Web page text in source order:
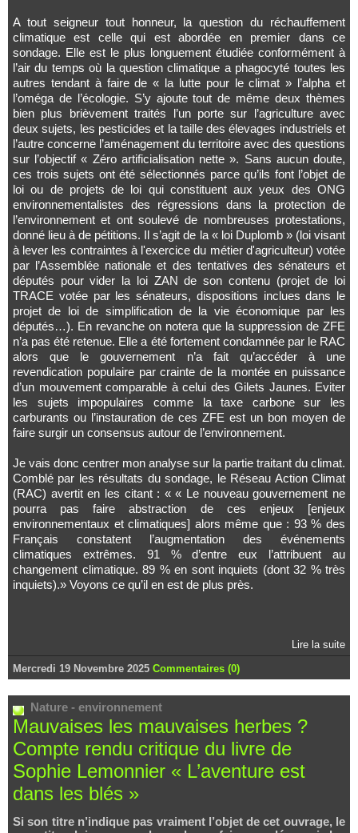
A tout seigneur tout honneur, la question du réchauffement
climatique est celle qui est abordée en premier dans ce
sondage. Elle est le plus longuement étudiée conformément à
l’air du temps où la question climatique a phagocyté toutes les
autres tendant à faire de « la lutte pour le climat » l’alpha et
l’oméga de l’écologie. S’y ajoute tout de même deux thèmes
bien plus brièvement traités l’un porte sur l’agriculture avec
deux sujets, les pesticides et la taille des élevages industriels et
l’autre concerne l’aménagement du territoire avec des questions
sur l’objectif « Zéro artificialisation nette ». Sans aucun doute,
ces trois sujets ont été sélectionnés parce qu’ils font l’objet de
loi ou de projets de loi qui constituent aux yeux des ONG
environnementalistes des régressions dans la protection de
l’environnement et ont soulevé de nombreuses protestations,
donné lieu à de pétitions. Il s’agit de la « loi Duplomb » (loi visant
à lever les contraintes à l'exercice du métier d'agriculteur) votée
par l’Assemblée nationale et des tentatives des sénateurs et
députés pour vider la loi ZAN de son contenu (projet de loi
TRACE votée par les sénateurs, dispositions inclues dans le
projet de loi de simplification de la vie économique par les
députés…). En revanche on notera que la suppression de ZFE
n’a pas été retenue. Elle a été fortement condamnée par le RAC
alors que le gouvernement n’a fait qu’accéder à une
revendication populaire par crainte de la montée en puissance
d’un mouvement comparable à celui des Gilets Jaunes. Eviter
les sujets impopulaires comme la taxe carbone sur les
carburants ou l’instauration de ces ZFE est un bon moyen de
faire surgir un consensus autour de l’environnement.
Je vais donc centrer mon analyse sur la partie traitant du climat.
Comblé par les résultats du sondage, le Réseau Action Climat
(RAC) avertit en les citant : « « Le nouveau gouvernement ne
pourra pas faire abstraction de ces enjeux [enjeux
environnementaux et climatiques] alors même que : 93 % des
Français constatent l’augmentation des événements
climatiques extrêmes. 91 % d’entre eux l’attribuent au
changement climatique. 89 % en sont inquiets (dont 32 % très
inquiets).» Voyons ce qu’il en est de plus près.
Lire la suite
Mercredi 19 Novembre 2025 Commentaires (0)
Nature - environnement
Mauvaises les mauvaises herbes ?
Compte rendu critique du livre de
Sophie Lemonnier « L’aventure est
dans les blés »
Si son titre n’indique pas vraiment l’objet de cet ouvrage, le